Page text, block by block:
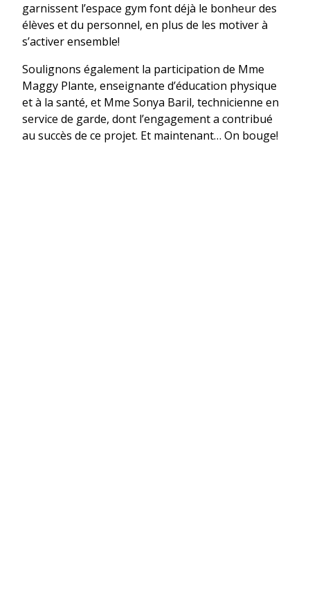
garnissent l’espace gym font déjà le bonheur des
élèves et du personnel, en plus de les motiver à
s’activer ensemble!
Soulignons également la participation de Mme
Maggy Plante, enseignante d’éducation physique
et à la santé, et Mme Sonya Baril, technicienne en
service de garde, dont l’engagement a contribué
au succès de ce projet. Et maintenant… On bouge!